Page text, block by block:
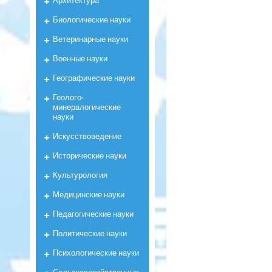
Биологические науки
Ветеринарные науки
Военные науки
Географические науки
Геолого-
минералогические
науки
Искусствоведение
Исторические науки
Культурология
Медицинские науки
Педагогические науки
Политические науки
Психологические науки